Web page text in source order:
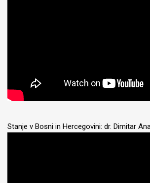
Stanje v Bosni in Hercegovini: dr. Dimitar